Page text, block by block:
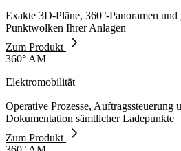
Exakte 3D-Pläne, 360°-Panoramen und
Punktwolken Ihrer Anlagen
Zum Produkt
360° AM
Elektromobilität
Operative Prozesse, Auftragssteuerung
Dokumentation sämtlicher Ladepunkte
Zum Produkt